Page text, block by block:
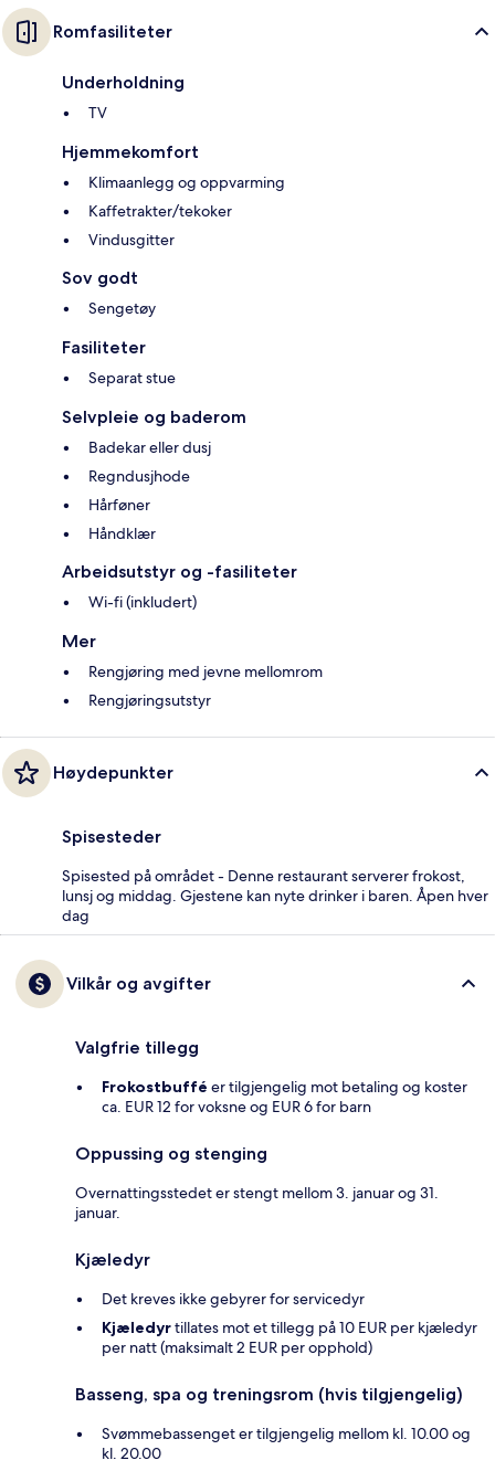
Romfasiliteter
Underholdning
TV
Hjemmekomfort
Klimaanlegg og oppvarming
Kaffetrakter/tekoker
Vindusgitter
Sov godt
Sengetøy
Fasiliteter
Separat stue
Selvpleie og baderom
Badekar eller dusj
Regndusjhode
Hårføner
Håndklær
Arbeidsutstyr og -fasiliteter
Wi-fi (inkludert)
Mer
Rengjøring med jevne mellomrom
Rengjøringsutstyr
Høydepunkter
Spisesteder
Spisested på området - Denne restaurant serverer frokost,
lunsj og middag. Gjestene kan nyte drinker i baren. Åpen hver
dag
Vilkår og avgifter
Valgfrie tillegg
Frokostbuffé er tilgjengelig mot betaling og koster
ca. EUR 12 for voksne og EUR 6 for barn
Oppussing og stenging
Overnattingsstedet er stengt mellom 3. januar og 31.
januar.
Kjæledyr
Det kreves ikke gebyrer for servicedyr
Kjæledyrtillates mot et tillegg på 10 EUR per kjæledyr
per natt (maksimalt 2 EUR per opphold)
Basseng, spa og treningsrom (hvis tilgjengelig)
Svømmebassenget er tilgjengelig mellom kl. 10.00 og
kl. 20.00